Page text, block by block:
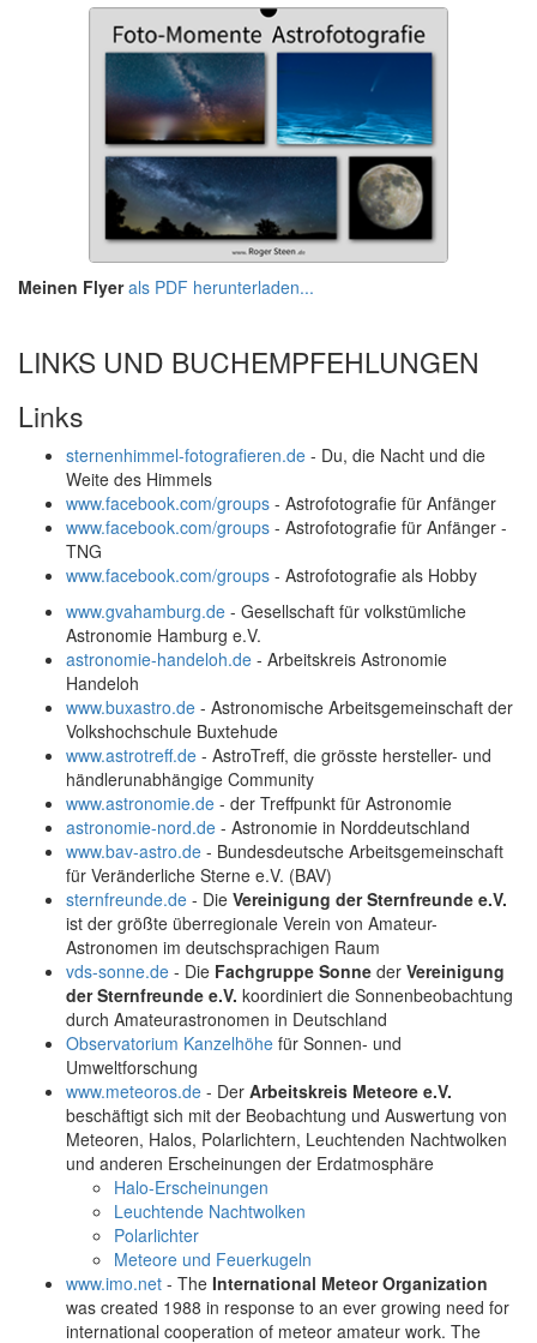
Meinen Flyer als PDF herunterladen...
LINKS UND BUCHEMPFEHLUNGEN
Links
sternenhimmel-fotografieren.de - Du, die Nacht und die
Weite des Himmels
www.facebook.com/groups - Astrofotografie für Anfänger
www.facebook.com/groups - Astrofotografie für Anfänger -
TNG
www.facebook.com/groups - Astrofotografie als Hobby
www.gvahamburg.de - Gesellschaft für volkstümliche
Astronomie Hamburg e.V.
astronomie-handeloh.de - Arbeitskreis Astronomie
Handeloh
www.buxastro.de - Astronomische Arbeitsgemeinschaft der
Volkshochschule Buxtehude
www.astrotreff.de - AstroTreff, die grösste hersteller- und
händlerunabhängige Community
www.astronomie.de - der Treffpunkt für Astronomie
astronomie-nord.de - Astronomie in Norddeutschland
www.bav-astro.de - Bundesdeutsche Arbeitsgemeinschaft
für Veränderliche Sterne e.V. (BAV)
sternfreunde.de - Die Vereinigung der Sternfreunde e.V.
ist der größte überregionale Verein von Amateur-
Astronomen im deutschsprachigen Raum
vds-sonne.de - Die Fachgruppe Sonne der Vereinigung
der Sternfreunde e.V. koordiniert die Sonnenbeobachtung
durch Amateurastronomen in Deutschland
Observatorium Kanzelhöhe für Sonnen- und
Umweltforschung
www.meteoros.de - Der Arbeitskreis Meteore e.V.
beschäftigt sich mit der Beobachtung und Auswertung von
Meteoren, Halos, Polarlichtern, Leuchtenden Nachtwolken
und anderen Erscheinungen der Erdatmosphäre
Halo-Erscheinungen
Leuchtende Nachtwolken
Polarlichter
Meteore und Feuerkugeln
www.imo.net - The International Meteor Organization
was created 1988 in response to an ever growing need for
international cooperation of meteor amateur work. The